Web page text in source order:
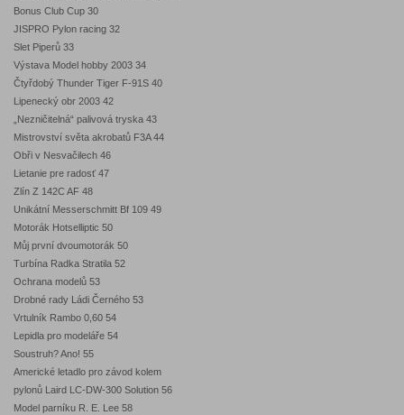
Bonus Club Cup 30
JISPRO Pylon racing 32
Slet Piperů 33
Výstava Model hobby 2003 34
Čtyřdobý Thunder Tiger F-91S 40
Lipenecký obr 2003 42
„Nezničitelná“ palivová tryska 43
Mistrovství světa akrobatů F3A 44
Obři v Nesvačilech 46
Lietanie pre radosť 47
Zlín Z 142C AF 48
Unikátní Messerschmitt Bf 109 49
Motorák Hotselliptic 50
Můj první dvoumotorák 50
Turbína Radka Stratila 52
Ochrana modelů 53
Drobné rady Ládi Černého 53
Vrtulník Rambo 0,60 54
Lepidla pro modeláře 54
Soustruh? Ano! 55
Americké letadlo pro závod kolem
pylonů Laird LC-DW-300 Solution 56
Model parníku R. E. Lee 58